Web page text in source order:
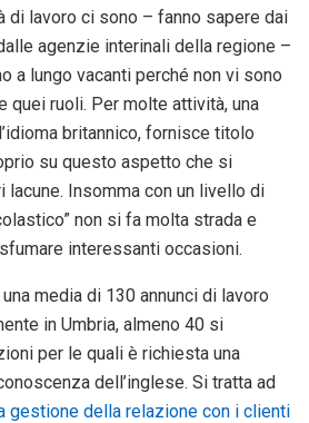
di lavoro ci sono – fanno sapere dai
agenzie interinali della regione –
a lungo vacanti perché non vi sono
quei ruoli. Per molte attività, una
britannico, fornisce titolo
su questo aspetto che si
lacune. Insomma con un livello di
non si fa molta strada e
interessanti occasioni.
una media di 130 annunci di lavoro
in Umbria, almeno 40 si
per le quali è richiesta una
dell’inglese. Si tratta ad
gestione della relazione con i clienti